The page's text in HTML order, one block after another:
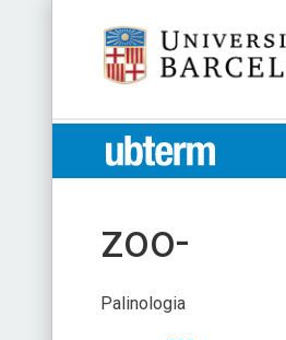
content
Universitat de Barcelona
UB > UBTERM
zoo-
Palinologia